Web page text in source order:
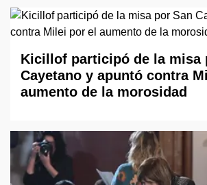
Kicillof participó de la misa
Cayetano y apuntó contra
aumento de la morosidad